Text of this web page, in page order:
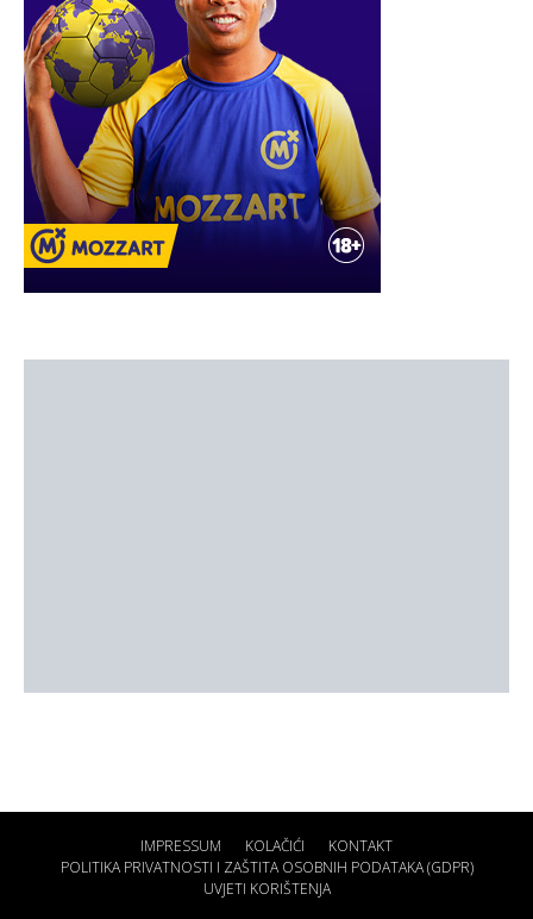
IMPRESSUM KOLAČIĆI
KONTAKT
POLITIKA PRIVATNOSTI I ZAŠTITA OSOBNIH PODATAKA (GDPR)
UVJETI KORIŠTENJA